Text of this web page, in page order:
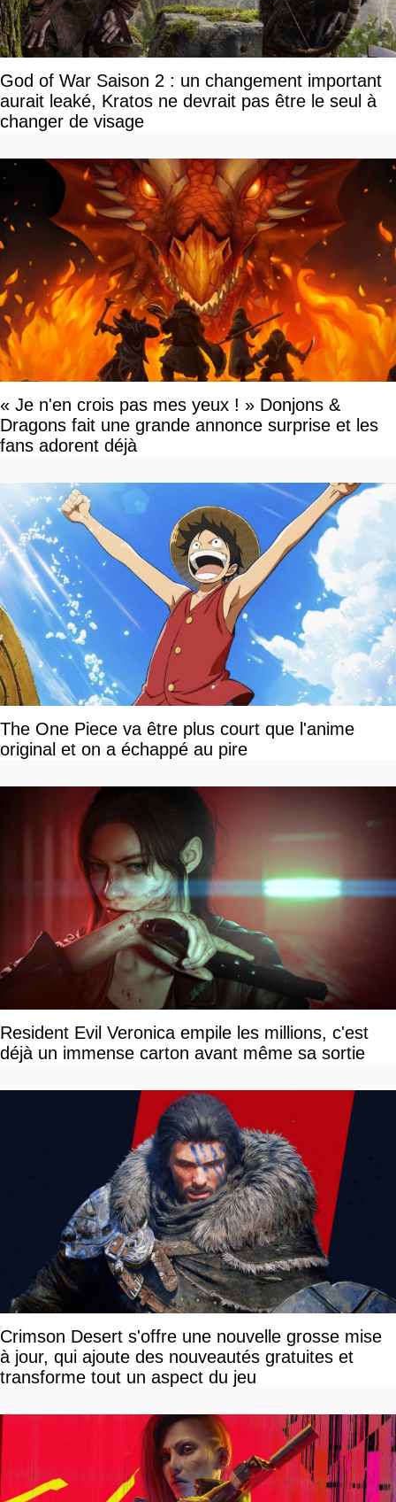
God of War Saison 2 : un changement important
aurait leaké, Kratos ne devrait pas être le seul à
changer de visage
« Je n'en crois pas mes yeux ! » Donjons &
Dragons fait une grande annonce surprise et les
fans adorent déjà
The One Piece va être plus court que l'anime
original et on a échappé au pire
Resident Evil Veronica empile les millions, c'est
déjà un immense carton avant même sa sortie
Crimson Desert s'offre une nouvelle grosse mise
à jour, qui ajoute des nouveautés gratuites et
transforme tout un aspect du jeu